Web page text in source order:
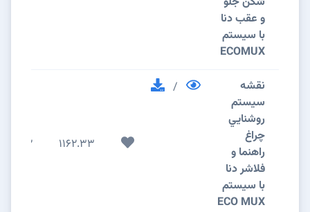
و عقب دنا
با سیستم
ECOMUX
نقشه
سيستم
روشنايي
چراغ
راهنما و
فلاشر دنا
با سیستم
ECO MUX
/
1162.33
2